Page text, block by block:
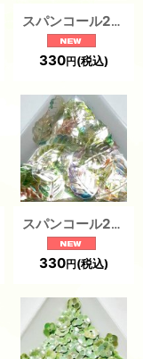
スパンコール2265 クロック4mm グリーン 1g
330円 (税込)
スパンコール2229 リーフ14×10mm グリーンAB1g
330円 (税込)